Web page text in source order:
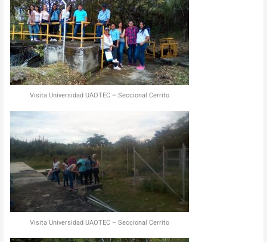
Visita Universidad UAOTEC – Seccional Cerrito
Visita Universidad UAOTEC – Seccional Cerrito